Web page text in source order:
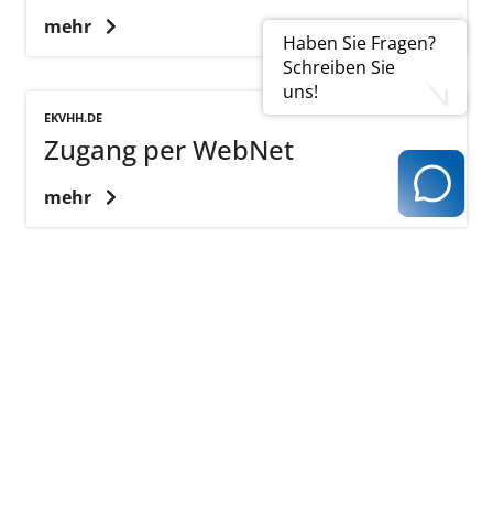
Haben Sie Fragen?
Schreiben Sie
uns!
mehr
EKVHH.DE
Zugang per WebNet
mehr